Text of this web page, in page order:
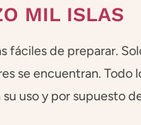
MIL ISLAS
fáciles de preparar.
se encuentran. Todo
uso y por supuesto